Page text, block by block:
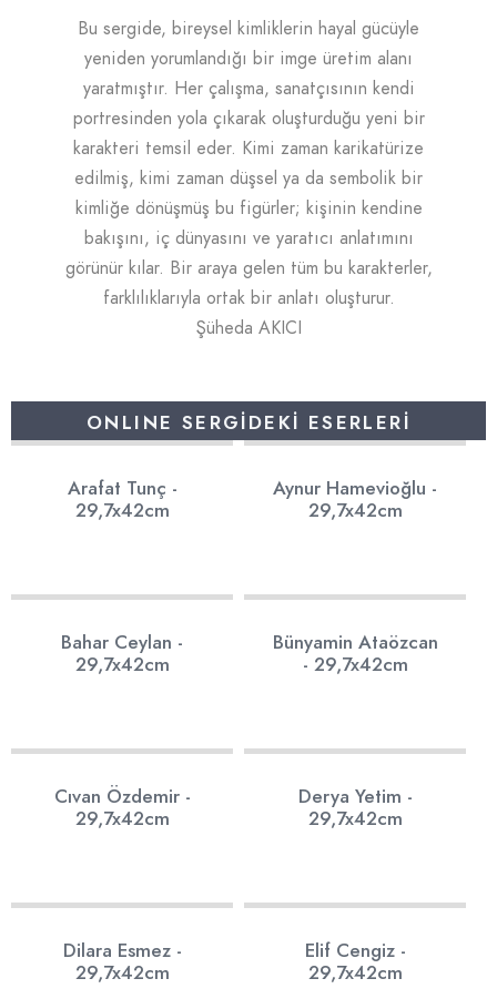
Bu sergide, bireysel kimliklerin hayal gücüyle
yeniden yorumlandığı bir imge üretim alanı
yaratmıştır. Her çalışma, sanatçısının kendi
portresinden yola çıkarak oluşturduğu yeni bir
karakteri temsil eder. Kimi zaman karikatürize
edilmiş, kimi zaman düşsel ya da sembolik bir
kimliğe dönüşmüş bu figürler; kişinin kendine
bakışını, iç dünyasını ve yaratıcı anlatımını
görünür kılar. Bir araya gelen tüm bu karakterler,
farklılıklarıyla ortak bir anlatı oluşturur.
Şüheda AKICI
ONLINE SERGİDEKİ ESERLERİ
Arafat Tunç -
29,7x42cm
15
Aynur Hamevioğlu -
29,7x42cm
Bahar Ceylan -
29,7x42cm
10
Bünyamin Ataözcan
- 29,7x42cm
Cıvan Özdemir -
29,7x42cm
Derya Yetim -
29,7x42cm
Dilara Esmez -
29,7x42cm
61
Elif Cengiz -
29,7x42cm